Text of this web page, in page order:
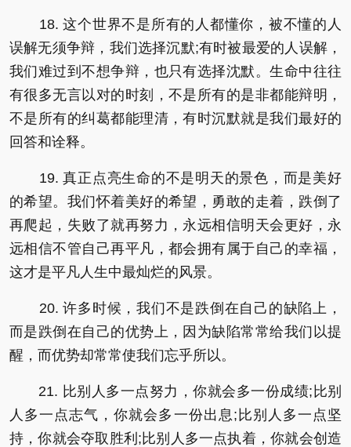
18. 这个世界不是所有的人都懂你，被不懂的人
误解无须争辩，我们选择沉默;有时被最爱的人误解，
我们难过到不想争辩，也只有选择沈默。生命中往往
有很多无言以对的时刻，不是所有的是非都能辩明，
不是所有的纠葛都能理清，有时沉默就是我们最好的
回答和诠释。
19. 真正点亮生命的不是明天的景色，而是美好
的希望。我们怀着美好的希望，勇敢的走着，跌倒了
再爬起，失败了就再努力，永远相信明天会更好，永
远相信不管自己再平凡，都会拥有属于自己的幸福，
这才是平凡人生中最灿烂的风景。
20. 许多时候，我们不是跌倒在自己的缺陷上，
而是跌倒在自己的优势上，因为缺陷常常给我们以提
醒，而优势却常常使我们忘乎所以。
21. 比别人多一点努力，你就会多一份成绩;比别
人多一点志气，你就会多一份出息;比别人多一点坚
持，你就会夺取胜利;比别人多一点执着，你就会创造